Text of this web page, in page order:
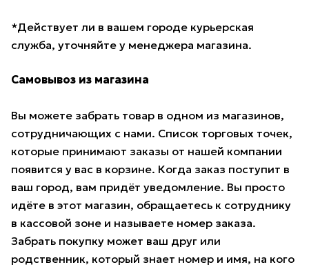
*Действует ли в вашем городе курьерская
служба, уточняйте у менеджера магазина.
Самовывоз из магазина
Вы можете забрать товар в одном из магазинов,
сотрудничающих с нами. Список торговых точек,
которые принимают заказы от нашей компании
появится у вас в корзине. Когда заказ поступит в
ваш город, вам придёт уведомление. Вы просто
идёте в этот магазин, обращаетесь к сотруднику
в кассовой зоне и называете номер заказа.
Забрать покупку может ваш друг или
родственник, который знает номер и имя, на кого